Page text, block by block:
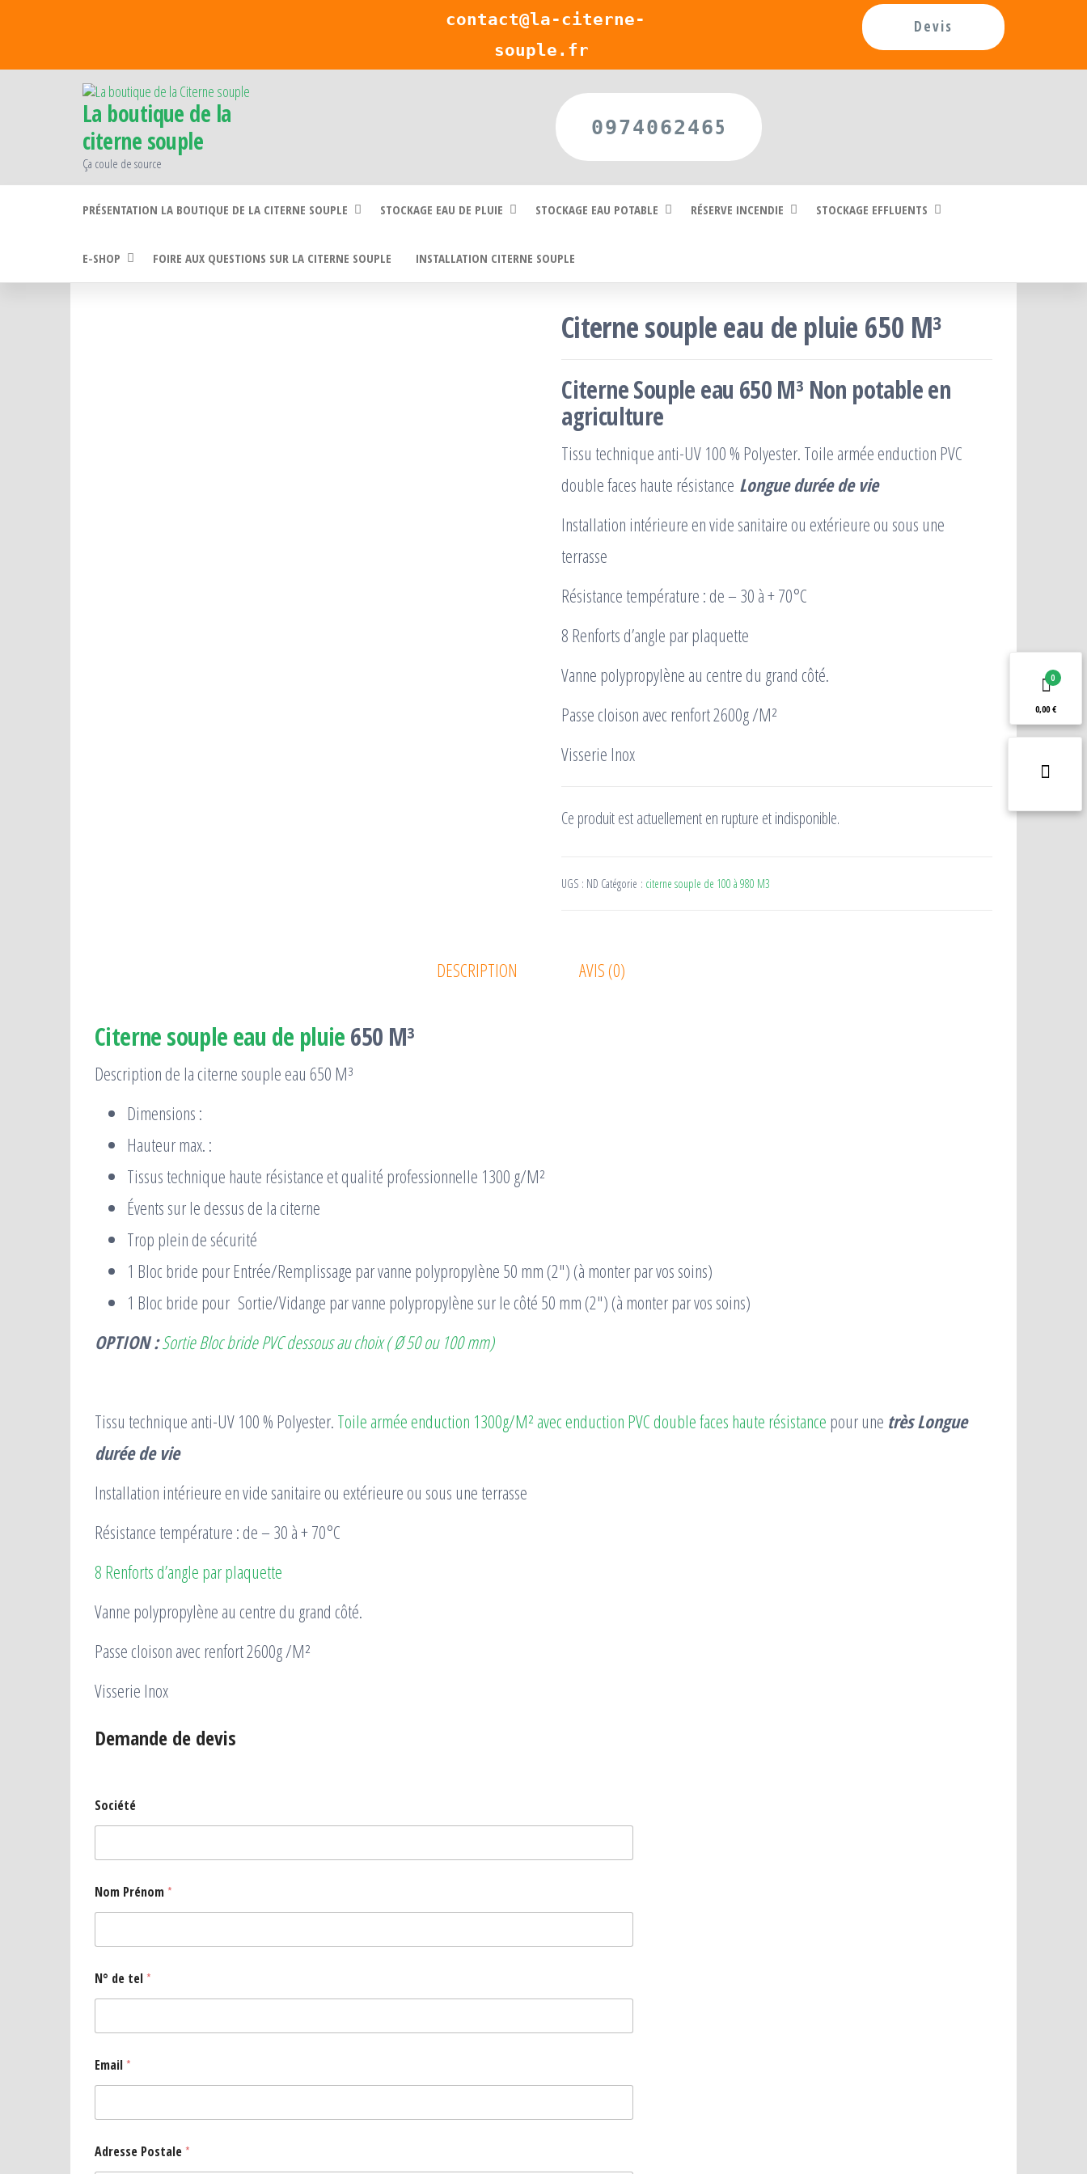
contenu
contact@la-citerne-
souple.fr
Devis
La boutique de la
citerne souple
Ça coule de source
0974062465
PRÉSENTATION LA BOUTIQUE DE LA CITERNE SOUPLE STOCKAGE EAU DE PLUIE STOCKAGE EAU POTABLE RÉSERVE INCENDIE STOCKAGE EFFLUENTS
E-SHOP FOIRE AUX QUESTIONS SUR LA CITERNE SOUPLE INSTALLATION CITERNE SOUPLE
Citerne souple eau de pluie 650 M³
Citerne Souple eau 650 M³ Non potable en
agriculture
Tissu technique anti-UV 100 % Polyester. Toile armée enduction PVC
double faces haute résistance Longue durée de vie
Installation intérieure en vide sanitaire ou extérieure ou sous une
terrasse
Résistance température : de – 30 à + 70°C
8 Renforts d’angle par plaquette
Vanne polypropylène au centre du grand côté.
Passe cloison avec renfort 2600g /M²
Visserie Inox
Ce produit est actuellement en rupture et indisponible.
UGS : ND Catégorie : citerne souple de 100 à 980 M3
DESCRIPTION AVIS (0)
Citerne souple eau de pluie650 M³
Description de la citerne souple eau 650 M³
Dimensions :
Hauteur max. :
Tissus technique haute résistance et qualité professionnelle 1300 g/M²
Évents sur le dessus de la citerne
Trop plein de sécurité
1 Bloc bride pour Entrée/Remplissage par vanne polypropylène 50 mm (2″) (à monter par vos soins)
1 Bloc bride pour Sortie/Vidange par vanne polypropylène sur le côté 50 mm (2″) (à monter par vos soins)
OPTION :Sortie Bloc bride PVC dessous au choix ( Ø 50 ou 100 mm)
Tissu technique anti-UV 100 % Polyester. Toile armée enduction 1300g/M² avec enduction PVC double faces haute résistance pour une trèsLongue
durée de vie
Installation intérieure en vide sanitaire ou extérieure ou sous une terrasse
Résistance température : de – 30 à + 70°C
8 Renforts d’angle par plaquette
Vanne polypropylène au centre du grand côté.
Passe cloison avec renfort 2600g /M²
Visserie Inox
Demande de devis
Société
Nom Prénom *
N° de tel *
Email *
Adresse Postale *
0
0,00 €